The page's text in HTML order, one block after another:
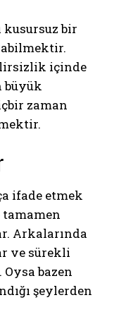
kusursuz bir
içinde
büyük
zaman
ifade etmek
tamamen
Arkalarında
ve sürekli
bazen
şeylerden